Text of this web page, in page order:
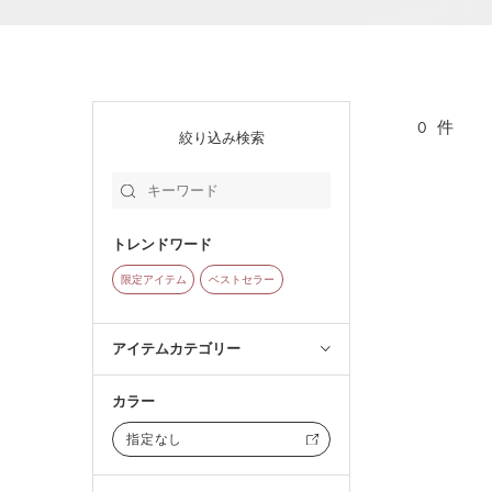
絞り込み検索
トレンドワード
限定アイテム ベストセラー
アイテムカテゴリー
カラー
指定なし
0 件